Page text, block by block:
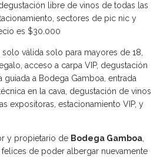
libre de vinos de todas las
sectores de pic nic y
es $30.000
solo válida solo para mayores de 18,
acceso a carpa VIP, degustación
guiada a Bodega Gamboa, entrada
en la cava, degustación de vinos
expositoras, estacionamiento VIP, y
y propietario de Bodega Gamboa,
de poder albergar nuevamente